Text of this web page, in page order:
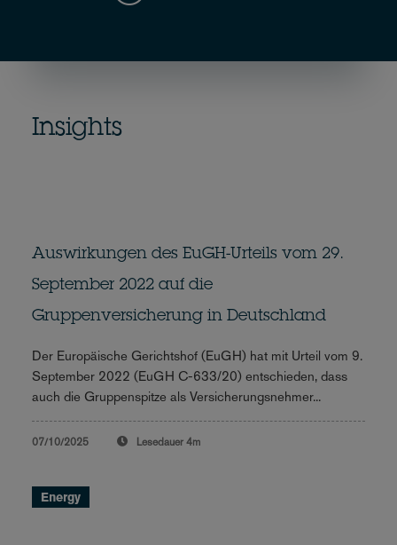
Insights
Auswirkungen des EuGH-Urteils vom 29.
September 2022 auf die
Gruppenversicherung in Deutschland
Der Europäische Gerichtshof (EuGH) hat mit Urteil vom 9.
September 2022 (EuGH C-633/20) entschieden, dass
auch die Gruppenspitze als Versicherungsnehmer...
07/10/2025 Lesedauer 4m
Energy